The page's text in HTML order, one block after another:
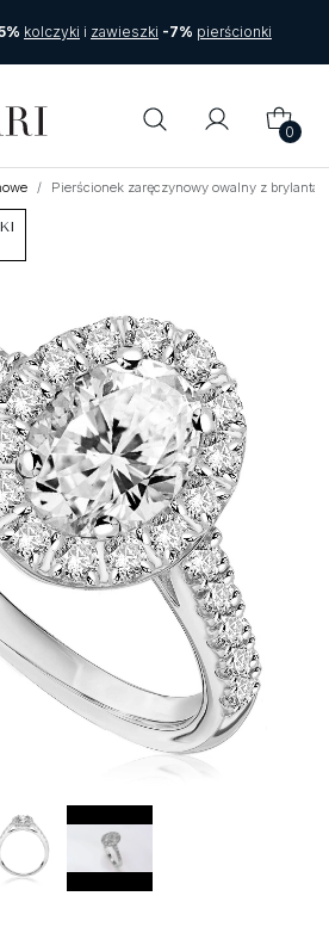
kolczyki i zawieszki -7% pierścionki
0
Pierścionek zaręczynowy owalny z